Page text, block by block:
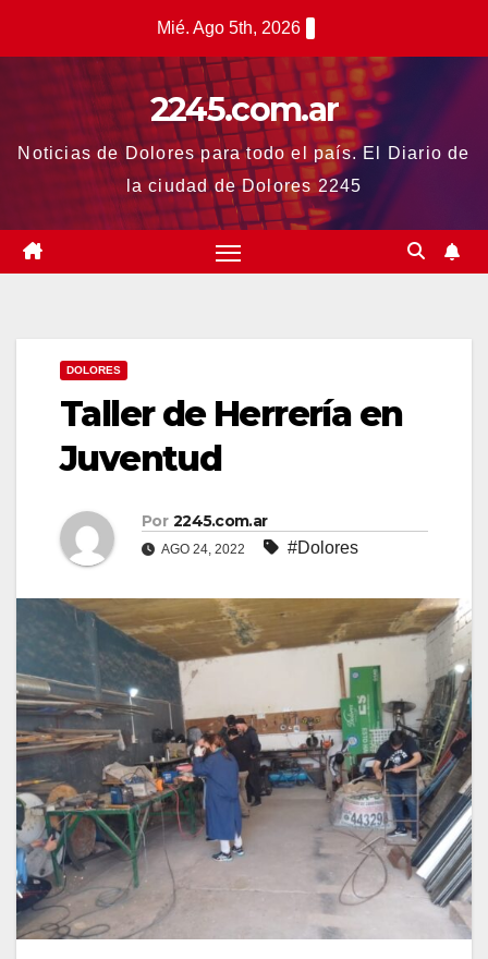
Mié. Ago 5th, 2026
2245.com.ar
Noticias de Dolores para todo el país. El Diario de
la ciudad de Dolores 2245
DOLORES
Taller de Herrería en
Juventud
Por 2245.com.ar
AGO 24, 2022 #Dolores